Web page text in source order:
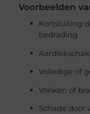
Voorbeelden
Kortsluiting
bedrading
Volledige of
Vonken of
Schade door